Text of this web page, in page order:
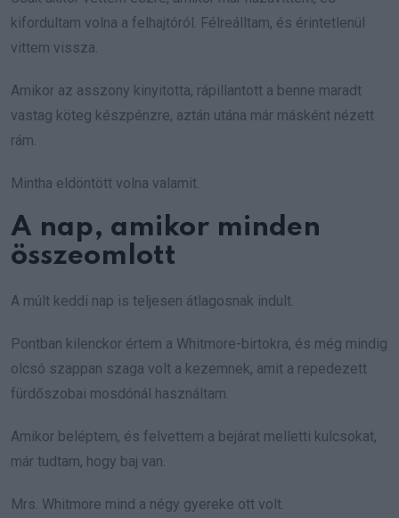
kifordultam volna a felhajtóról. Félreálltam, és érintetlenül
vittem vissza.
Amikor az asszony kinyitotta, rápillantott a benne maradt
vastag köteg készpénzre, aztán utána már másként nézett
rám.
Mintha eldöntött volna valamit.
A nap, amikor minden
összeomlott
A múlt keddi nap is teljesen átlagosnak indult.
Pontban kilenckor értem a Whitmore-birtokra, és még mindig
olcsó szappan szaga volt a kezemnek, amit a repedezett
fürdőszobai mosdónál használtam.
Amikor beléptem, és felvettem a bejárat melletti kulcsokat,
már tudtam, hogy baj van.
Mrs. Whitmore mind a négy gyereke ott volt.